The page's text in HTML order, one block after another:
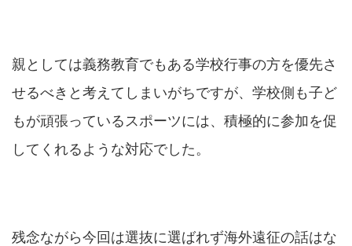
親としては義務教育でもある学校行事の方を優先さ
せるべきと考えてしまいがちですが、学校側も子ど
もが頑張っているスポーツには、積極的に参加を促
してくれるような対応でした。
残念ながら今回は選抜に選ばれず海外遠征の話はな